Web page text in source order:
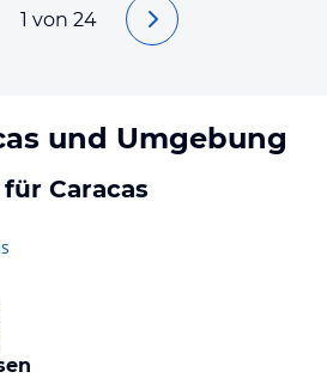
1 von 24
und Umgebung
Caracas